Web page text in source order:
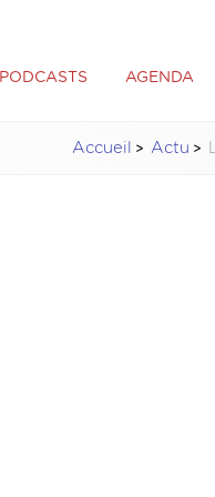
PODCASTS AGENDA
Accueil Actu